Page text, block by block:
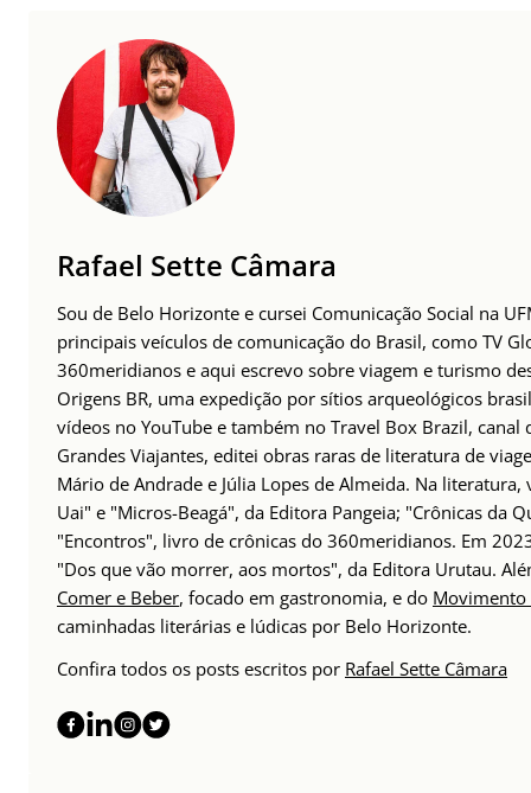
Rafael Sette Câmara
Sou de Belo Horizonte e cursei Comunicação Social na
principais veículos de comunicação do Brasil, como TV
360meridianos e aqui escrevo sobre viagem e turismo
Origens BR, uma expedição por sítios arqueológicos
vídeos no YouTube e também no Travel Box Brazil,
Grandes Viajantes, editei obras raras de literatura de
Mário de Andrade e Júlia Lopes de Almeida. Na
Uai" e "Micros-Beagá", da Editora Pangeia; "Crônicas da
"Encontros", livro de crônicas do 360meridianos. Em
"Dos que vão morrer, aos mortos", da Editora Urutau.
Comer e Beber, focado em gastronomia, e do Movimento
caminhadas literárias e lúdicas por Belo Horizonte.
Confira todos os posts escritos por Rafael Sette Câmara